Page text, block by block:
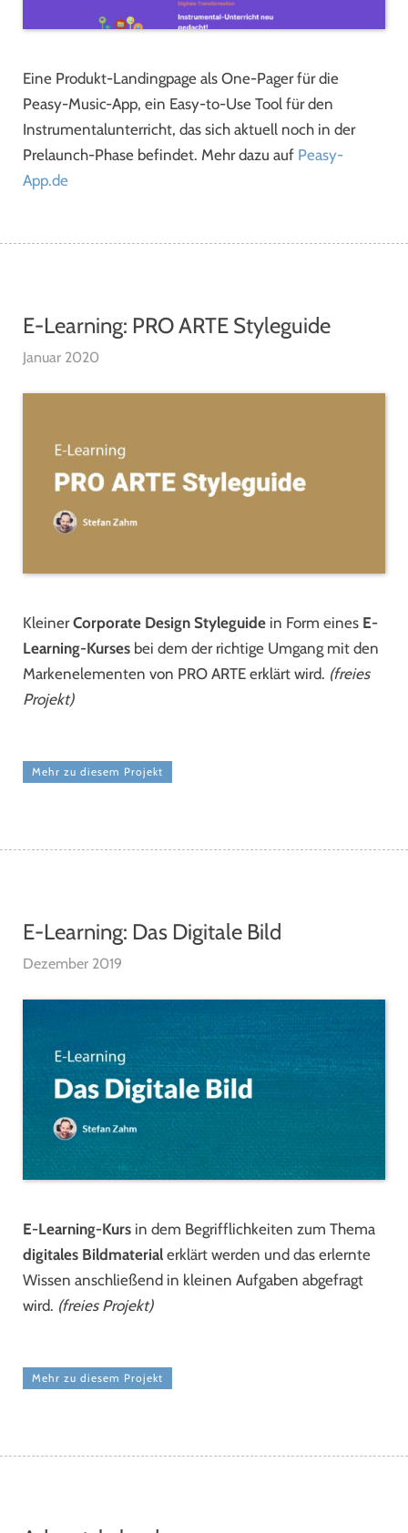
Eine Produkt-Landingpage als One-Pager für die
Peasy-Music-App, ein Easy-to-Use Tool für den
Instrumentalunterricht, das sich aktuell noch in der
Prelaunch-Phase befindet. Mehr dazu auf Peasy-
App.de
E-Learning: PRO ARTE Styleguide
Januar 2020
KleinerCorporate Design Styleguide in Form eines E-
Learning-Kurses bei dem der richtige Umgang mit den
Markenelementen von PRO ARTE erklärt wird. (freies
Projekt)
Mehr zu diesem Projekt
E-Learning: Das Digitale Bild
Dezember 2019
E-Learning-Kurs in dem Begrifflichkeiten zum Thema
digitales Bildmaterial erklärt werden und das erlernte
Wissen anschließend in kleinen Aufgaben abgefragt
wird. (freies Projekt)
Mehr zu diesem Projekt